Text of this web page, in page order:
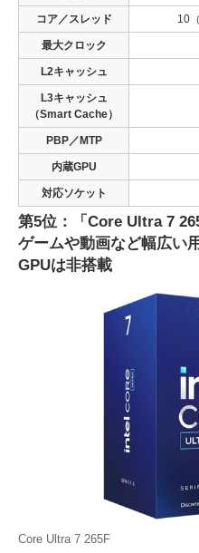
コア／スレッド 10
最大クロック
L2キャッシュ
L3キャッシュ
（Smart Cache）
PBP／MTP
内蔵GPU
対応ソケット
第5位：「Core Ultra 7
ゲームや動画など幅広い
GPUは非搭載
Core Ultra 7 265F